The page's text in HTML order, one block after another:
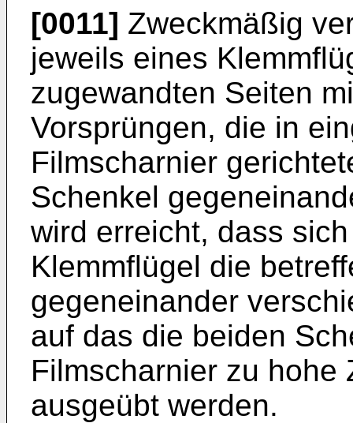
[0011] Zweckmäßig
jeweils eines
zugewandten Seiten
Vorsprüngen, die in
Filmscharnier
Schenkel
wird erreicht, dass
Klemmflügel die
gegeneinander
auf das die beiden
Filmscharnier zu hohe
ausgeübt werden.